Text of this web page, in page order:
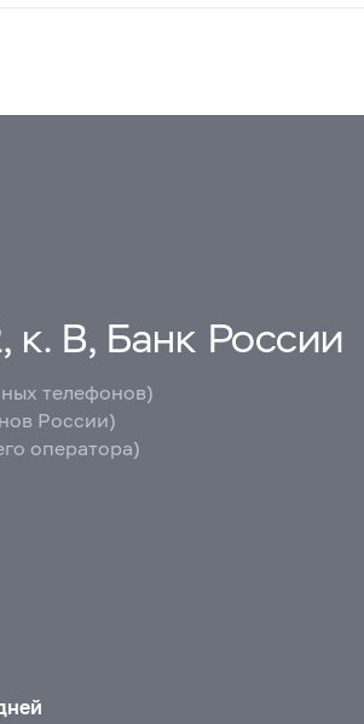
к. В, Банк России
телефонов)
России)
оператора)